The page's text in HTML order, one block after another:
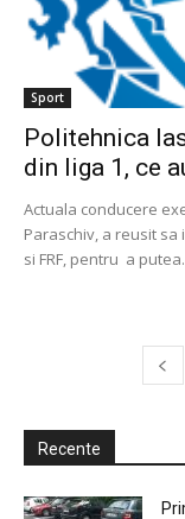
Sport
Politehnica
din liga 1, ce
Actuala conducere
Paraschiv, a reusit sa
si FRF, pentru a
Recente